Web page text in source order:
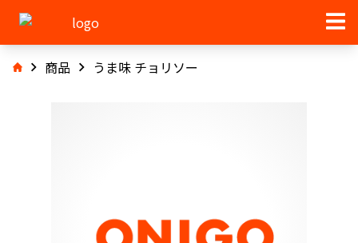
商品 うま味 チョリソー